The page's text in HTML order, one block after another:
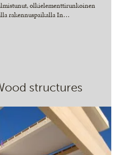
olkielementtirunkoinen
rakennuspaikalla In…
structures